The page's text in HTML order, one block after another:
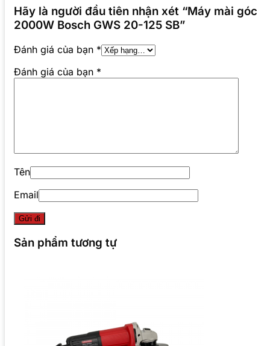
Hãy là người đầu tiên nhận xét “Máy mài góc
2000W Bosch GWS 20-125 SB”
Đánh giá của bạn *
Đánh giá của bạn *
Tên
Email
Sản phẩm tương tự